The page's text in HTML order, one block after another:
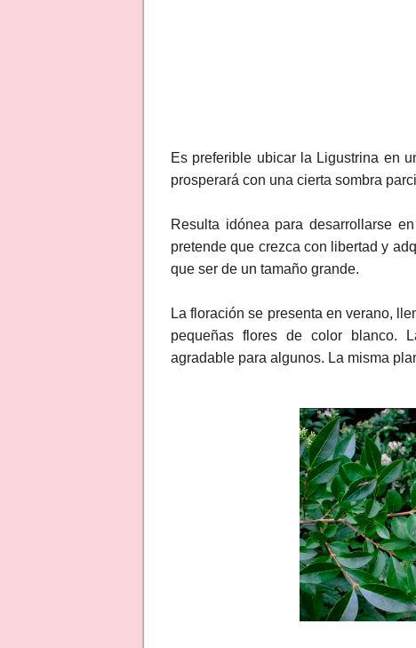
Es preferible ubicar la Ligustrina en
prosperará con una cierta sombra
Resulta idónea para desarrollarse
pretende que crezca con libertad y
que ser de un tamaño grande.
La floración se presenta en verano,
pequeñas flores de color blanco.
agradable para algunos. La misma